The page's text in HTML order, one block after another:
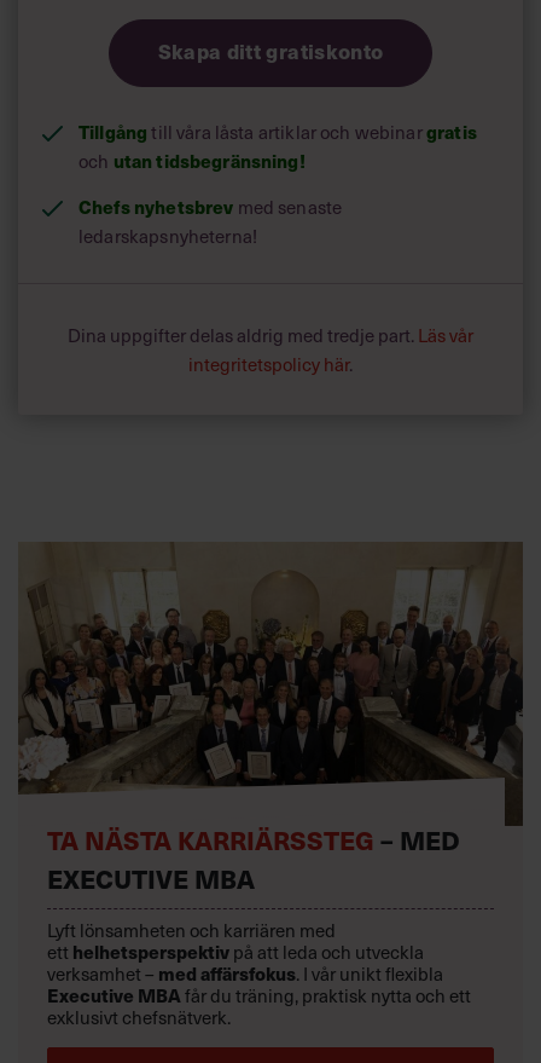
Skapa ditt gratiskonto
Tillgång till våra låsta artiklar och webinargratis
och utan tidsbegränsning!
Chefs nyhetsbrev med senaste
ledarskapsnyheterna!
Dina uppgifter delas aldrig med tredje part. Läs vår
integritetspolicy här.
TA NÄSTA KARRIÄRSSTEG – MED
EXECUTIVE MBA
Lyft lönsamheten och karriären med
ett helhetsperspektiv på att leda och utveckla
verksamhet – med affärsfokus. I vår unikt flexibla
Executive MBAfår du träning, praktisk nytta och ett
exklusivt chefsnätverk.